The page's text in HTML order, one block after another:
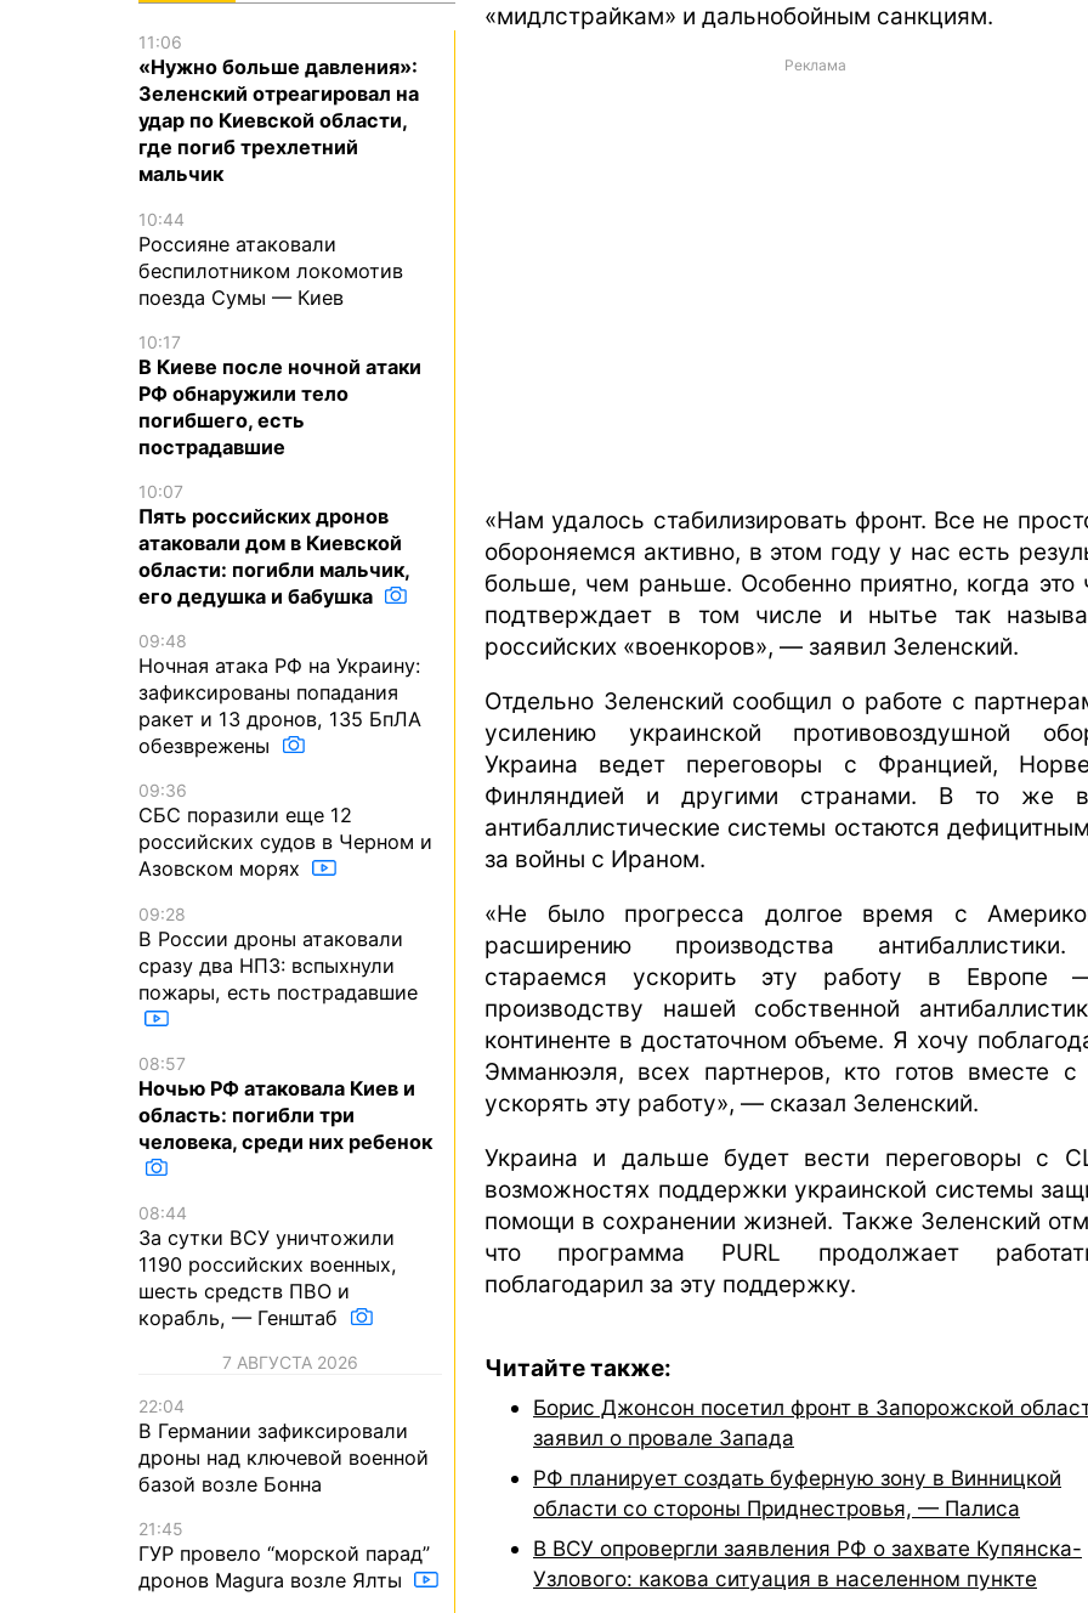
«мидлстрайкам» и дальнобойным санкциям.
Реклама
«Нам удалось стабилизировать фронт. Все не
обороняемся активно, в этом году у нас есть
больше, чем раньше. Особенно приятно, когда это
подтверждает в том числе и нытье так
российских «военкоров», — заявил Зеленский.
Отдельно Зеленский сообщил о работе с
усилению украинской противовоздушной
Украина ведет переговоры с Францией,
Финляндией и другими странами. В то же
антибаллистические системы остаются
за войны с Ираном.
«Не было прогресса долгое время с
расширению производства
стараемся ускорить эту работу в Европе
производству нашей собственной
континенте в достаточном объеме. Я хочу
Эмманюэля, всех партнеров, кто готов вместе с
ускорять эту работу», — сказал Зеленский.
Украина и дальше будет вести переговоры с
возможностях поддержки украинской системы
помощи в сохранении жизней. Также Зеленский
что программа PURL продолжает
поблагодарил за эту поддержку.
Читайте также:
Борис Джонсон посетил фронт в Запорожской
заявил о провале Запада
РФ планирует создать буферную зону в Винницкой
области со стороны Приднестровья, — Палиса
В ВСУ опровергли заявления РФ о захвате Купянска-
Узлового: какова ситуация в населенном пункте
11:06
«Нужно больше давления»:
Зеленский отреагировал на
удар по Киевской области,
где погиб трехлетний
мальчик
10:44
Россияне атаковали
беспилотником локомотив
поезда Сумы — Киев
10:17
В Киеве после ночной атаки
РФ обнаружили тело
погибшего, есть
пострадавшие
10:07
Пять российских дронов
атаковали дом в Киевской
области: погибли мальчик,
его дедушка и бабушка
09:48
Ночная атака РФ на Украину:
зафиксированы попадания
ракет и 13 дронов, 135 БпЛА
обезврежены
09:36
СБС поразили еще 12
российских судов в Черном и
Азовском морях
09:28
В России дроны атаковали
сразу два НПЗ: вспыхнули
пожары, есть пострадавшие
08:57
Ночью РФ атаковала Киев и
область: погибли три
человека, среди них ребенок
08:44
За сутки ВСУ уничтожили
1190 российских военных,
шесть средств ПВО и
корабль, — Генштаб
7 АВГУСТА 2026
22:04
В Германии зафиксировали
дроны над ключевой военной
базой возле Бонна
21:45
ГУР провело “морской парад”
дронов Magura возле Ялты